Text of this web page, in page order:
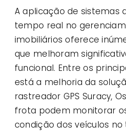
A aplicação de sistemas
tempo real no
imobiliários oferece
que melhoram
funcional. Entre os
está a melhoria da
rastreador GPS Suracy,
frota podem monitorar
condição dos veículos